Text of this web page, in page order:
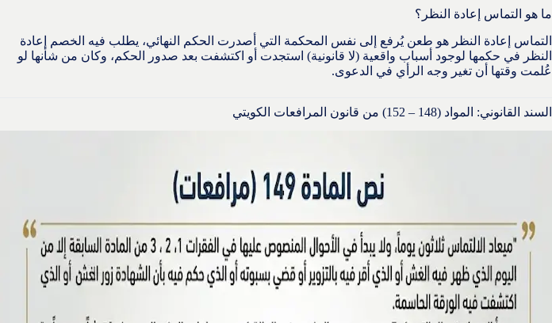
ما هو التماس إعادة النظر؟
التماس إعادة النظر هو طعن يُرفع إلى نفس المحكمة التي أصدرت الحكم النهائي، يطلب فيه الخصم إعادة
النظر في حكمها لوجود أسباب واقعية (لا قانونية) استجدت أو اكتشفت بعد صدور الحكم، وكان من شأنها لو
عُلمت وقتها أن تغير وجه الرأي في الدعوى.
السند القانوني: المواد (148 – 152) من قانون المرافعات الكويتي